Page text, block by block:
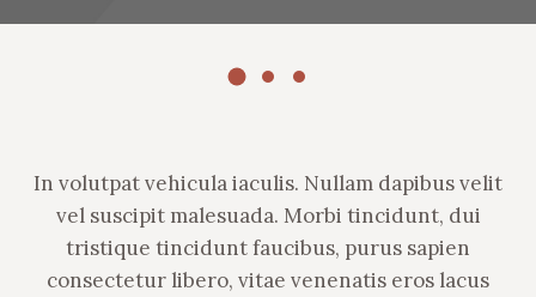
In volutpat vehicula iaculis. Nullam dapibus velit
vel suscipit malesuada. Morbi tincidunt, dui
tristique tincidunt faucibus, purus sapien
consectetur libero, vitae venenatis eros lacus